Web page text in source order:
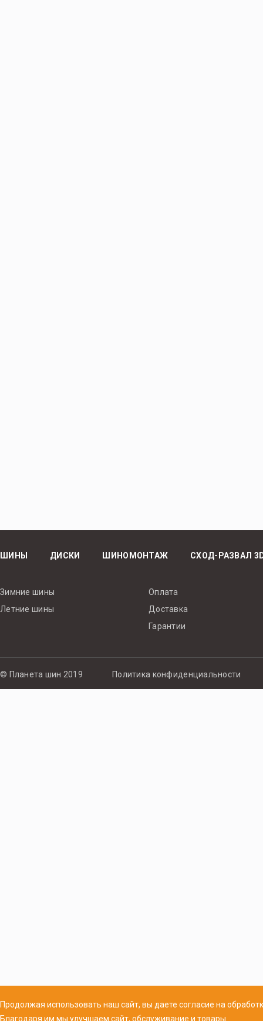
ШИНЫ ДИСКИ ШИНОМОНТАЖ СХОД-РАЗВАЛ
Зимние шины
Летние шины
Оплата
Доставка
Гарантии
© Планета шин 2019 Политика конфиденциальности
Продолжая использовать наш сайт, вы даете согласие на
Благодаря им мы улучшаем сайт, обслуживание и товары.